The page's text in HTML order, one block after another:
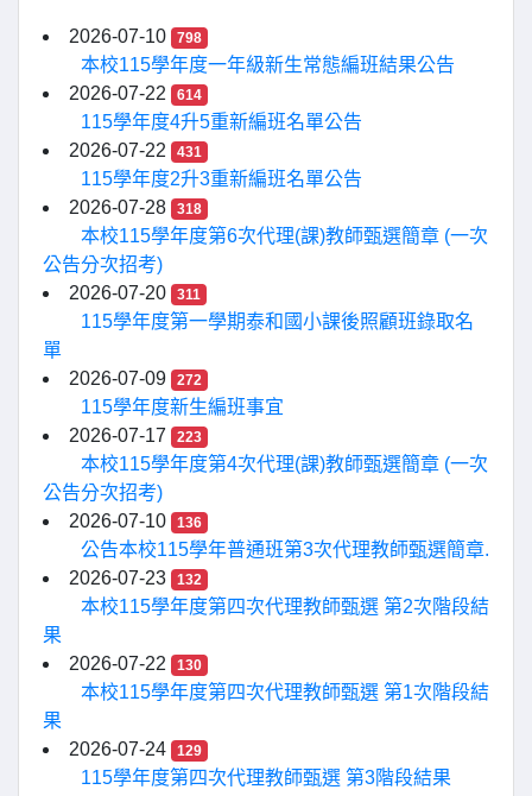
2026-07-10 798
本校115學年度一年級新生常態編班結果公告
2026-07-22
614
115學年度4升5重新編班名單公告
2026-07-22
431
115學年度2升3重新編班名單公告
2026-07-28
318
本校115學年度第6次代理(課)教師甄選簡章 (一次
公告分次招考)
2026-07-20
311
115學年度第一學期泰和國小課後照顧班錄取名
單
2026-07-09
272
115學年度新生編班事宜
2026-07-17
223
本校115學年度第4次代理(課)教師甄選簡章 (一次
公告分次招考)
2026-07-10
136
公告本校115學年普通班第3次代理教師甄選簡章.
2026-07-23
132
本校115學年度第四次代理教師甄選 第2次階段結
果
2026-07-22
130
本校115學年度第四次代理教師甄選 第1次階段結
果
2026-07-24
129
115學年度第四次代理教師甄選 第3階段結果